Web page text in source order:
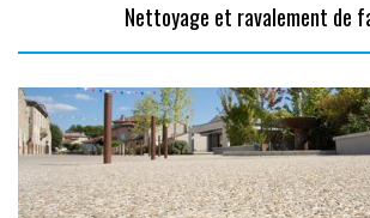
Nettoyage et ravalement de